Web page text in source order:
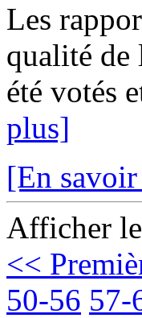
Les
qualité de
été votés
plus]
[En
Afficher
<<
50-56 57-